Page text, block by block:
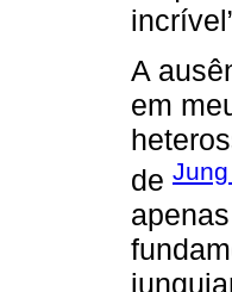
A
em
de